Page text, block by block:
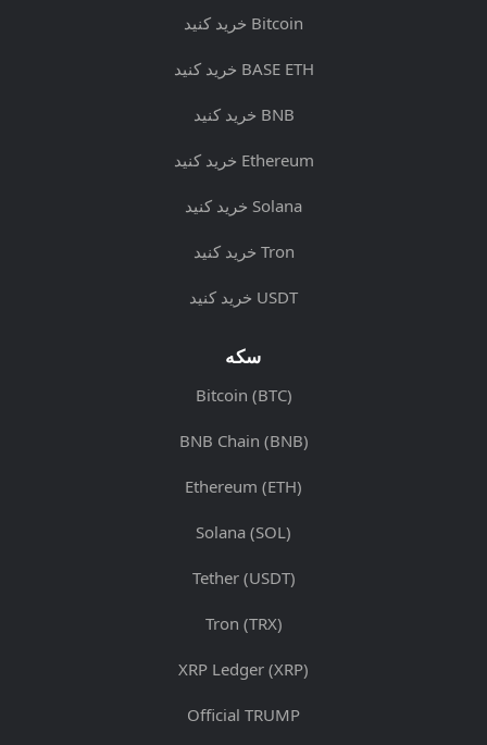
خرید کنید Bitcoin
خرید کنید BASE ETH
خرید کنید BNB
خرید کنید Ethereum
خرید کنید Solana
خرید کنید Tron
خرید کنید USDT
سکه
Bitcoin (BTC)
BNB Chain (BNB)
Ethereum (ETH)
Solana (SOL)
Tether (USDT)
Tron (TRX)
XRP Ledger (XRP)
Official TRUMP